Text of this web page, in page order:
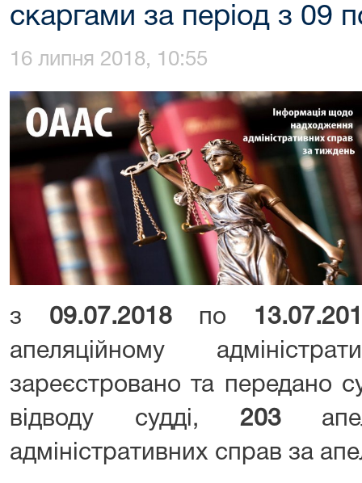
скаргами за період з 09
16 липня 2018, 10:55
з 09.07.2018по
апеляційному
зареєстровано та передано
відводу судді, 203
адміністративних справ за